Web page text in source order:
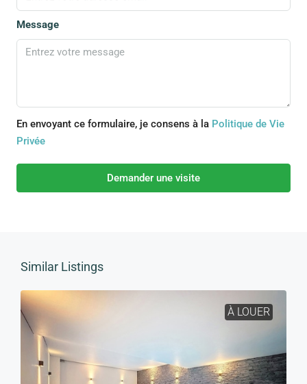
Message
En envoyant ce formulaire, je consens à la Politique de Vie
Privée
Demander une visite
Similar Listings
À LOUER